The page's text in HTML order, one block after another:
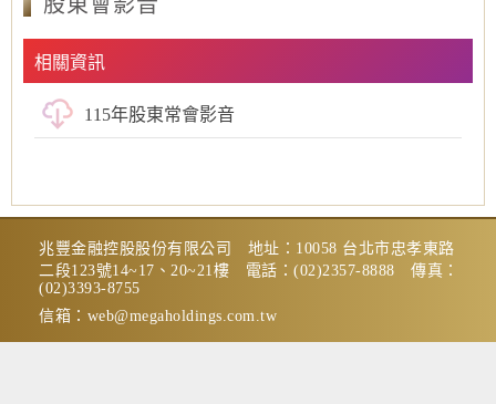
相關資訊
115年股東常會影音
兆豐金融控股股份有限公司 地址：10058 台北市忠孝東路
二段123號14~17、20~21樓 電話：(02)2357-8888 傳真：
(02)3393-8755
信箱： web@megaholdings.com.tw